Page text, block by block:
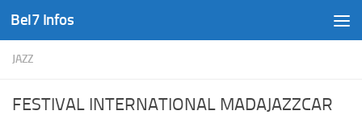
Skip to content
Bel7 Infos
JAZZ
FESTIVAL INTERNATIONAL MADAJAZZCAR